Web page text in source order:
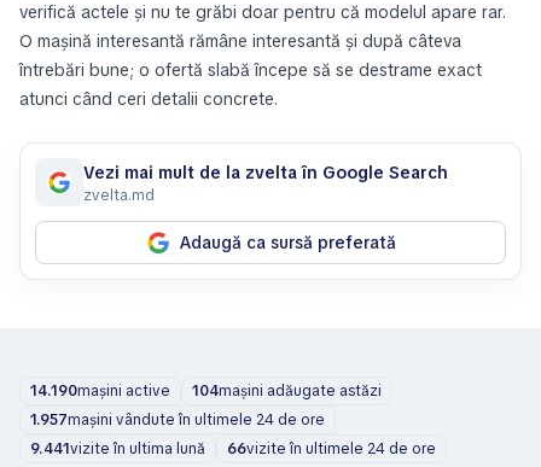
verifică actele și nu te grăbi doar pentru că modelul apare rar.
O mașină interesantă rămâne interesantă și după câteva
întrebări bune; o ofertă slabă începe să se destrame exact
atunci când ceri detalii concrete.
Vezi mai mult de la zvelta în Google Search
zvelta.md
Adaugă ca sursă preferată
14.190mașini active 104mașini adăugate astăzi
1.957mașini vândute în ultimele 24 de ore
9.441vizite în ultima lună 66vizite în ultimele 24 de ore